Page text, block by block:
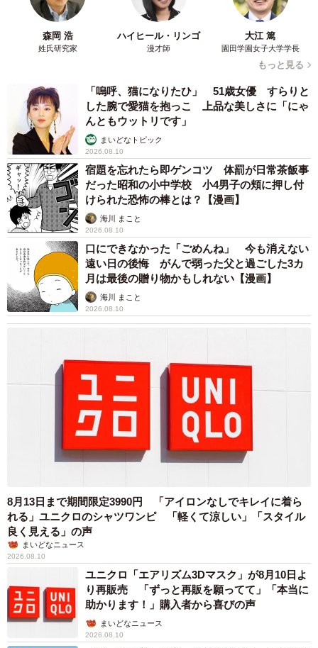
森岡 浩
姓氏研究家
ハイヒール・リンゴ
漫才師
大江 篤
園田学園女子大学学長
もっと見る
「嗚呼、猫になりたひ」 51歳女優 すらりと
した腕で愛猫を抱っこ 上品な美しさに「にゃ
んともウットリです」
まいどなトピック
2026.08.10
宿題を忘れたら即ゲンコツ 体罰が日常茶飯事
だった昭和の小中学校 小4男子の頬に押し付
けられた恐怖の棒とは？【漫画】
海川 まこと
2026.08.10
口にできなかった「ごめんね」 今も消えない
遠い日の後悔 がんで弱った父と過ごした3カ
月は最後の贈り物かもしれない【漫画】
海川 まこと
2026.08.10
8月13日まで期間限定3990円 「アイロンなしでキレイに着ら
れる」ユニクロのシャツワンピ 「軽くて涼しい」「スタイル
良く見える」の声
まいどなニュース
2026.08.10
ユニクロ「エアリズム3Dマスク」が8月10日よ
り再販売 「ずっと再販を願ってて」「本当に
助かります！」購入者から喜びの声
まいどなニュース
2026.08.10